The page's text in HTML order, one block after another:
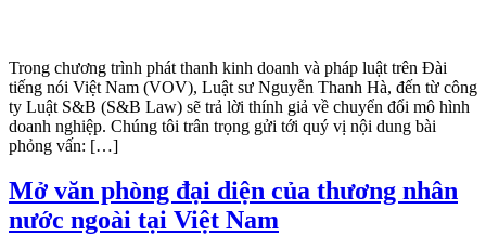
Trong chương trình phát thanh kinh doanh và pháp luật trên Đài
tiếng nói Việt Nam (VOV), Luật sư Nguyễn Thanh Hà, đến từ công
ty Luật S&B (S&B Law) sẽ trả lời thính giả về chuyển đổi mô hình
doanh nghiệp. Chúng tôi trân trọng gửi tới quý vị nội dung bài
phỏng vấn: […]
Mở văn phòng đại diện của thương nhân
nước ngoài tại Việt Nam